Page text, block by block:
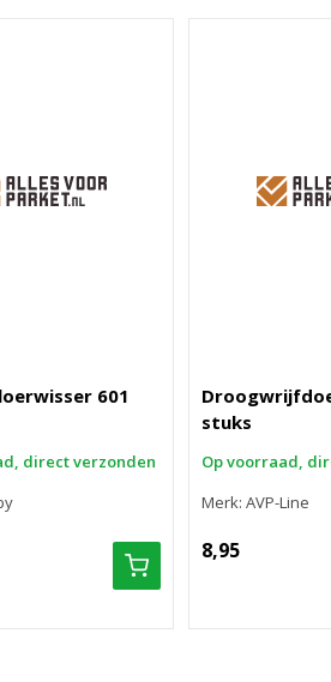
601
direct verzonden
stuks
Op voorraad,
Merk: AVP-Line
8,95